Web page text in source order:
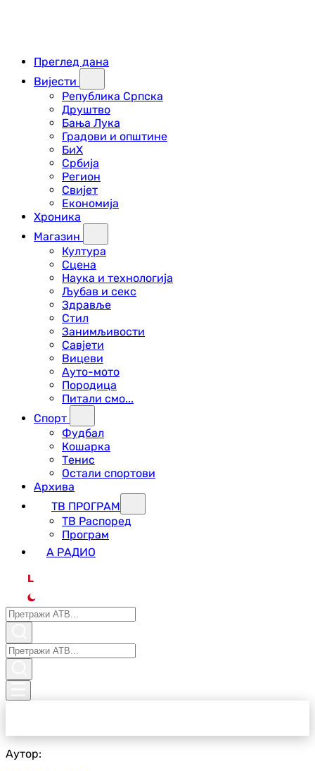
Преглед дана
Вијести
Република Српска
Друштво
Бања Лука
Градови и општине
БиХ
Србија
Регион
Свијет
Економија
Хроника
Магазин
Култура
Сцена
Наука и технологија
Љубав и секс
Здравље
Стил
Занимљивости
Савјети
Вицеви
Ауто-мото
Породица
Питали смо...
Спорт
Фудбал
Кошарка
Тенис
Остали спортови
Архива
ТВ ПРОГРАМ
ТВ Распоред
Програм
А РАДИО
L
Аутор: